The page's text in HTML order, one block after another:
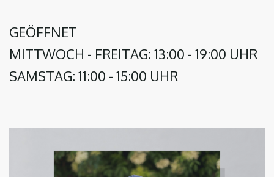
GEÖFFNET
MITTWOCH - FREITAG: 13:00 - 19:00 UHR
SAMSTAG: 11:00 - 15:00 UHR